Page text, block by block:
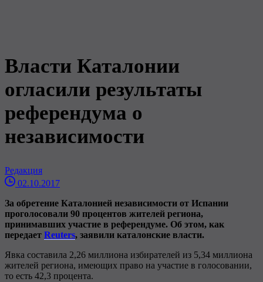
Власти Каталонии
огласили результаты
референдума о
независимости
Редакция
02.10.2017
За обретение Каталонией независимости от Испании
проголосовали 90 процентов жителей региона,
принимавших участие в референдуме. Об этом, как
передает Reuters, заявили каталонские власти.
Явка составила 2,26 миллиона избирателей из 5,34 миллиона
жителей региона, имеющих право на участие в голосовании,
то есть 42,3 процента.